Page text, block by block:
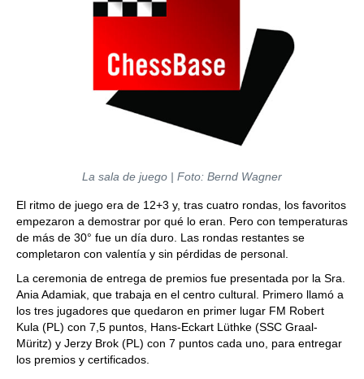
La sala de juego | Foto: Bernd Wagner
El ritmo de juego era de 12+3 y, tras cuatro rondas, los favoritos
empezaron a demostrar por qué lo eran. Pero con temperaturas
de más de 30° fue un día duro. Las rondas restantes se
completaron con valentía y sin pérdidas de personal.
La ceremonia de entrega de premios fue presentada por la Sra.
Ania Adamiak, que trabaja en el centro cultural. Primero llamó a
los tres jugadores que quedaron en primer lugar FM Robert
Kula (PL) con 7,5 puntos, Hans-Eckart Lüthke (SSC Graal-
Müritz) y Jerzy Brok (PL) con 7 puntos cada uno, para entregar
los premios y certificados.